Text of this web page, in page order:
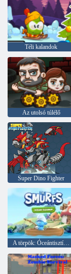
Téli kalandok
Az utolsó túlélő
Super Dino Fighter
A törpök: Óceántisztítás